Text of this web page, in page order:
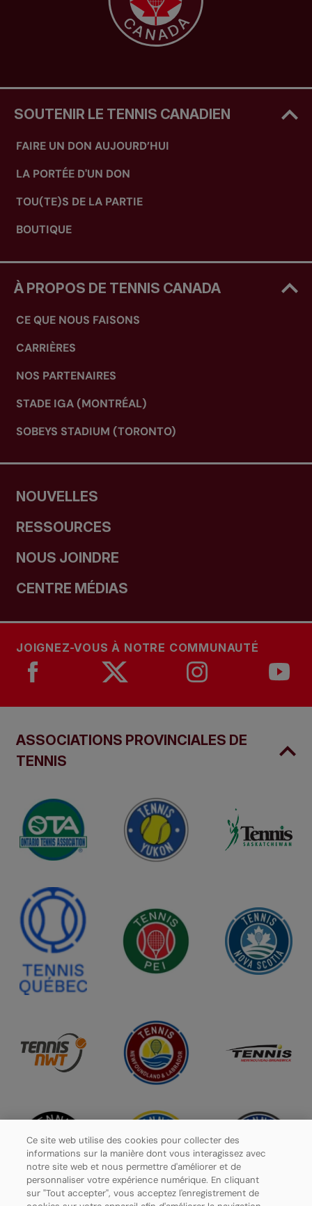
SOUTENIR LE TENNIS CANADIEN
FAIRE UN DON AUJOURD’HUI
LA PORTÉE D'UN DON
TOU(TE)S DE LA PARTIE
BOUTIQUE
À PROPOS DE TENNIS CANADA
CE QUE NOUS FAISONS
CARRIÈRES
NOS PARTENAIRES
STADE IGA (MONTRÉAL)
SOBEYS STADIUM (TORONTO)
NOUVELLES
RESSOURCES
NOUS JOINDRE
CENTRE MÉDIAS
JOIGNEZ-VOUS À NOTRE COMMUNAUTÉ
ASSOCIATIONS PROVINCIALES DE
TENNIS
Ce site web utilise des cookies pour collecter des
informations sur la manière dont vous interagissez avec
notre site web et nous permettre d'améliorer et de
personnaliser votre expérience numérique. En cliquant
sur "Tout accepter", vous acceptez l'enregistrement de